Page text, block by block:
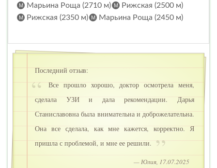
Марьина Роща (2710 м)
Рижская (2500 м)
Рижская (2350 м)
Марьина Роща (2450 м)
Последний отзыв:
Все прошло хорошо, доктор осмотрела меня,
сделала УЗИ и дала рекомендации. Дарья
Станиславовна была внимательна и доброжелательна.
Она все сделала, как мне кажется, корректно. Я
пришла с проблемой, и мне ее решили.
— Юлия, 17.07.2025